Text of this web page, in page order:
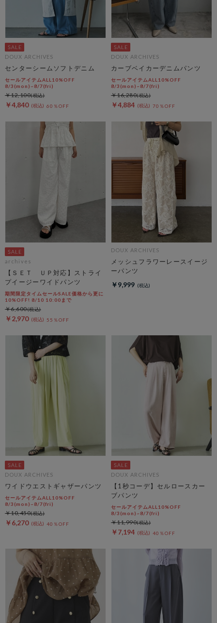
DOUX ARCHIVES
センターシームソフトデニム
セールアイテムALL10%OFF
8/3(mon)~8/7(fri)
￥4,840 60％OFF
￥12,100
DOUX ARCHIVES
カーブベイカーデニムパンツ
セールアイテムALL10%OFF
8/3(mon)~8/7(fri)
￥4,884 70％OFF
￥16,280
archives
【ＳＥＴ ＵＰ対応】ストライ
プイージーワイドパンツ
期間限定タイムセールSALE価格から更に
10%OFF! 8/10 10:00まで
￥2,970 55％OFF
￥6,600
DOUX ARCHIVES
メッシュフラワーレースイージ
ーパンツ
￥9,999
DOUX ARCHIVES
ワイドウエストギャザーパンツ
セールアイテムALL10%OFF
8/3(mon)~8/7(fri)
￥6,270 40％OFF
￥10,450
DOUX ARCHIVES
【1秒コーデ】セルロースカー
ブパンツ
セールアイテムALL10%OFF
8/3(mon)~8/7(fri)
￥7,194 40％OFF
￥11,990